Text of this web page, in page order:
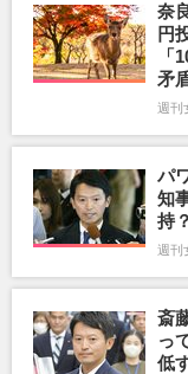
奈
円
「
矛
週刊
パ
知
持
週刊
斎
っ
低